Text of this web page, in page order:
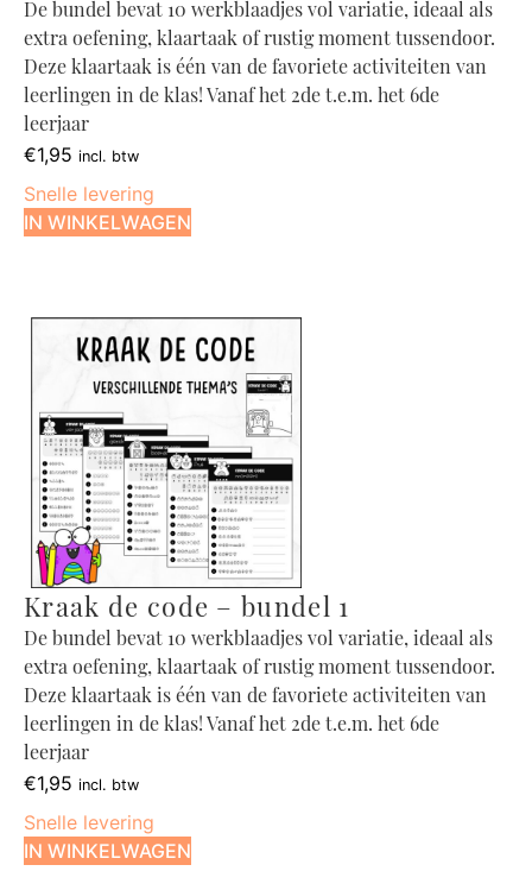
De bundel bevat 10 werkblaadjes vol variatie, ideaal als
extra oefening, klaartaak of rustig moment tussendoor.
Deze klaartaak is één van de favoriete activiteiten van
leerlingen in de klas! Vanaf het 2de t.e.m. het 6de
leerjaar
€1,95 incl. btw
Snelle levering
IN WINKELWAGEN
Kraak de code – bundel 1
De bundel bevat 10 werkblaadjes vol variatie, ideaal als
extra oefening, klaartaak of rustig moment tussendoor.
Deze klaartaak is één van de favoriete activiteiten van
leerlingen in de klas! Vanaf het 2de t.e.m. het 6de
leerjaar
€1,95 incl. btw
Snelle levering
IN WINKELWAGEN